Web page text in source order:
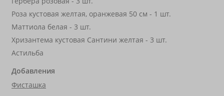
Роза кустовая желтая, оранжевая 50 см - 1 шт.
Маттиола белая - 3 шт.
Хризантема кустовая Сантини желтая - 3 шт.
Астильба
Добавления
Фисташка